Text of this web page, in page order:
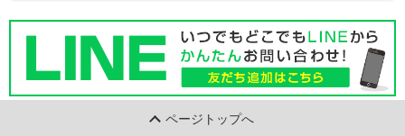
ページトップへ